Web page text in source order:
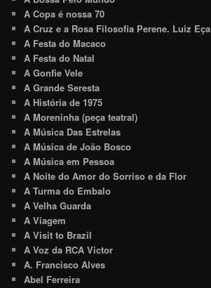
A Copa é nossa 70
A Cruz e a Rosa Filosofia Perene. Luiz Eça
A Festa do Macaco
A Festa do Natal
A Gonfie Vele
A Grande Seresta
A História de 1975
A Moreninha (peça teatral)
A Música Das Estrelas
A Música de João Bosco
A Música em Pessoa
A Noite do Amor do Sorriso e da Flor
A Turma do Embalo
A Velha Guarda
A Viagem
A Visit to Brazil
A Voz da RCA Victor
A. Francisco Alves
Abel Ferreira